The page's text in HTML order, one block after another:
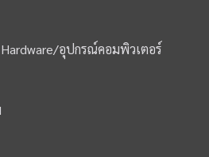
อุปกรณ์คอมพิวเตอร์